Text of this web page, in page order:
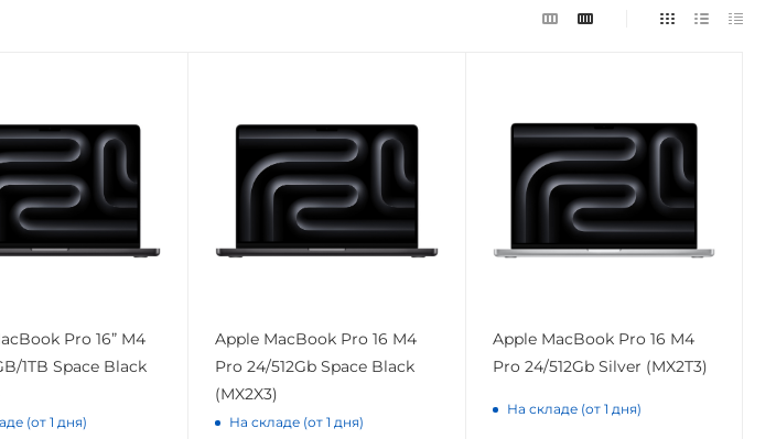
Pro 16” M4
1TB Space Black
(от 1 дня)
Apple MacBook Pro 16 M4
Pro 24/512Gb Space Black
(MX2X3)
На складе (от 1 дня)
Apple MacBook Pro 16 M4
Pro 24/512Gb Silver (MX2T3)
На складе (от 1 дня)